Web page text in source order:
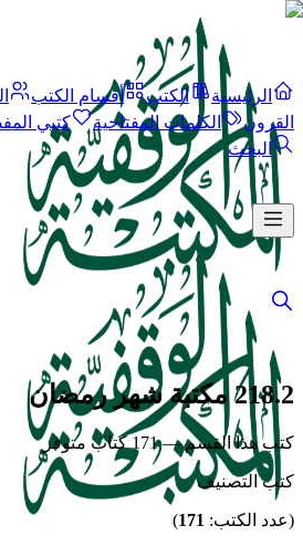
الرئيسية الكتب أقسام الكتب
القرون
الكلمات المفتاحية
كتبي
البحث
218.2 مكتبة شهر رمضان
كتب هذا القسم — 171 كتاب متوفر
كتب التصنيف
(عدد الكتب: 171
)